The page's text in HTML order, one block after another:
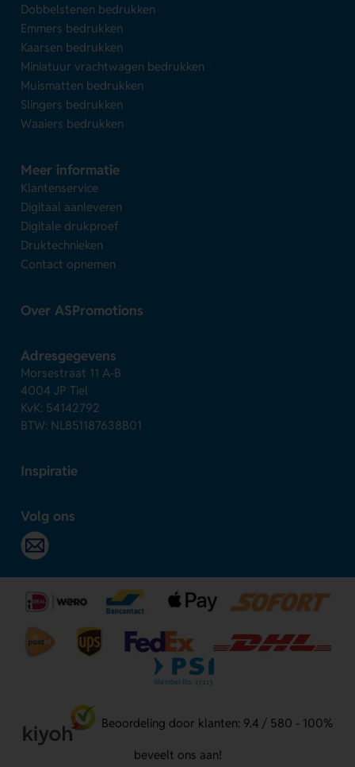
Dobbelstenen bedrukken
Emmers bedrukken
Kaarsen bedrukken
Miniatuur vrachtwagen bedrukken
Muismatten bedrukken
Slingers bedrukken
Waaiers bedrukken
Meer informatie
Klantenservice
Digitaal aanleveren
Digitale drukproef
Druktechnieken
Contact opnemen
Over ASPromotions
Adresgegevens
Morsestraat 11 A-B
4004 JP Tiel
KvK: 54142792
BTW: NL851187638B01
Inspiratie
Volg ons
Beoordeling door klanten: 9.4 / 580 - 100%
beveelt ons aan!